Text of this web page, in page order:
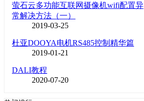
萤石云多功能互联网摄像机wifi配置异
常解决方法（一）
2019-03-25
杜亚DOOYA电机RS485控制精华篇
2019-01-21
DALI教程
2020-07-20